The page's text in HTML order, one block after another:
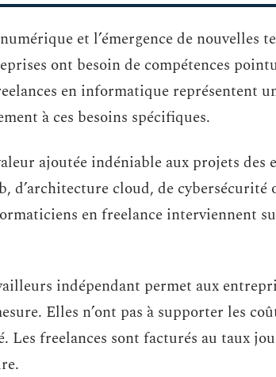
et l’émergence de nouvelles
ont besoin de compétences
en informatique représentent
à ces besoins spécifiques.
ajoutée indéniable aux projets des
d’architecture cloud, de cybersécurité
en freelance interviennent
indépendant permet aux
Elles n’ont pas à supporter les
Les freelances sont facturés au taux